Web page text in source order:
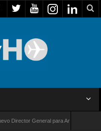
General para América Latina